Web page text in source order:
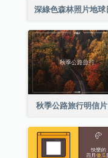
秋季公路旅行明信片